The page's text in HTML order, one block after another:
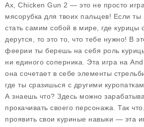
Ах, Chicken Gun 2 — это не просто
мясорубка для твоих пальцев! Если ты
стать самим собой в мире, где курицы
дерутся, то это то, что тебе нужно! В
феерии ты берешь на себя роль
ни единого соперника. Эта игра на
она сочетает в себе элементы
где ты сразишься с другими
А знаешь что? Здесь можно
прокачивать своего персонажа. Так
проявить свои куриные навыки — эта